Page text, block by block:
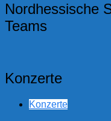
Nordhessische
Teams
Konzerte
Konzerte